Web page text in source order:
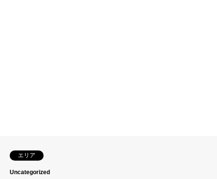
エリア
Uncategorized